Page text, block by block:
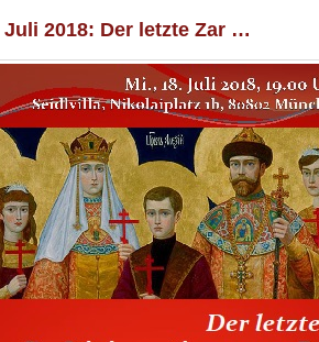
Juli 2018: Der letzte Zar …